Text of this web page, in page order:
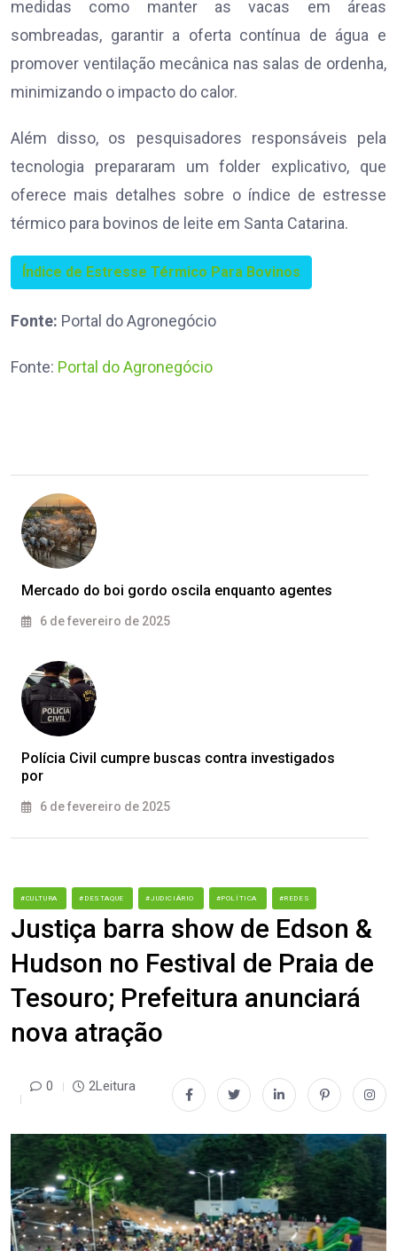
medidas como manter as vacas em áreas
sombreadas, garantir a oferta contínua de água e
promover ventilação mecânica nas salas de ordenha,
minimizando o impacto do calor.
Além disso, os pesquisadores responsáveis pela
tecnologia prepararam um folder explicativo, que
oferece mais detalhes sobre o índice de estresse
térmico para bovinos de leite em Santa Catarina.
Índice de Estresse Térmico Para Bovinos
Fonte: Portal do Agronegócio
Fonte: Portal do Agronegócio
Mercado do boi gordo oscila enquanto agentes
6 de fevereiro de 2025
Polícia Civil cumpre buscas contra investigados
por
6 de fevereiro de 2025
#CULTURA #DESTAQUE #JUDICIÁRIO #POLÍTICA #REDES
Justiça barra show de Edson &
Hudson no Festival de Praia de
Tesouro; Prefeitura anunciará
nova atração
0 2Leitura